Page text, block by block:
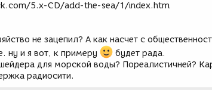
5.x-CD/add-the-sea/1/index.htm
не зацепил? А как насчет с
ну и я вот, к примеру
будет рада.
для морской воды? Пореалистичней?
радиосити.